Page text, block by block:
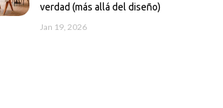
verdad (más allá del diseño)
Jan 19, 2026